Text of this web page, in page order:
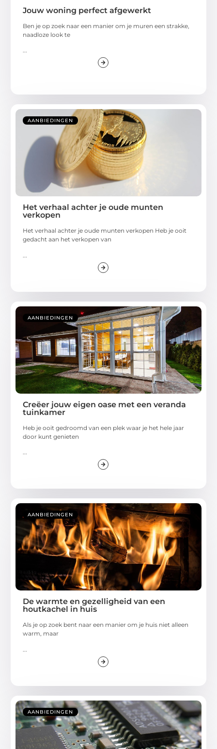
Jouw woning perfect afgewerkt
Ben je op zoek naar een manier om je muren een strakke,
naadloze look te
...
AANBIEDINGEN
Het verhaal achter je oude munten
verkopen
Het verhaal achter je oude munten verkopen Heb je ooit
gedacht aan het verkopen van
AANBIEDINGEN
Creëer jouw eigen oase met een veranda
tuinkamer
Heb je ooit gedroomd van een plek waar je het hele jaar
door kunt genieten
...
AANBIEDINGEN
De warmte en gezelligheid van een
houtkachel in huis
Als je op zoek bent naar een manier om je huis niet alleen
warm, maar
AANBIEDINGEN